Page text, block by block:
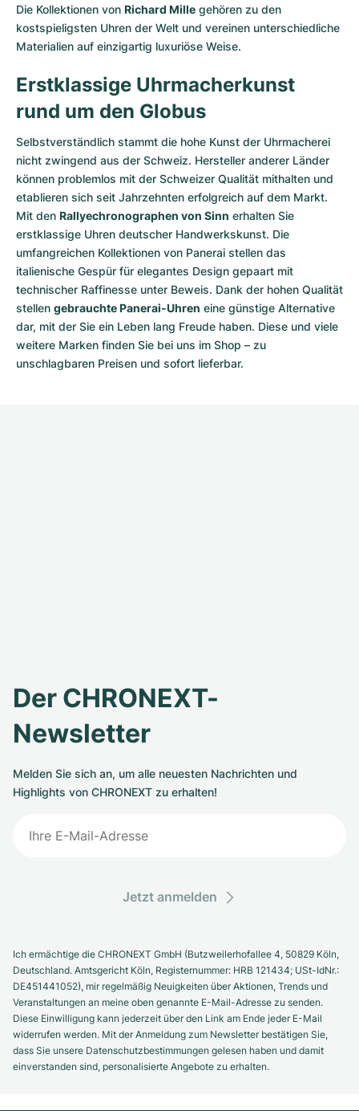
Die Kollektionen von Richard Mille gehören zu den
kostspieligsten Uhren der Welt und vereinen unterschiedliche
Materialien auf einzigartig luxuriöse Weise.
Erstklassige Uhrmacherkunst
rund um den Globus
Selbstverständlich stammt die hohe Kunst der Uhrmacherei
nicht zwingend aus der Schweiz. Hersteller anderer Länder
können problemlos mit der Schweizer Qualität mithalten und
etablieren sich seit Jahrzehnten erfolgreich auf dem Markt.
Mit den Rallyechronographen von Sinn erhalten Sie
erstklassige Uhren deutscher Handwerkskunst. Die
umfangreichen Kollektionen von Panerai stellen das
italienische Gespür für elegantes Design gepaart mit
technischer Raffinesse unter Beweis. Dank der hohen Qualität
stellen gebrauchte Panerai-Uhren eine günstige Alternative
dar, mit der Sie ein Leben lang Freude haben. Diese und viele
weitere Marken finden Sie bei uns im Shop – zu
unschlagbaren Preisen und sofort lieferbar.
Der CHRONEXT-
Newsletter
Melden Sie sich an, um alle neuesten Nachrichten und
Highlights von CHRONEXT zu erhalten!
Jetzt anmelden
Ich ermächtige die CHRONEXT GmbH (Butzweilerhofallee 4, 50829 Köln,
Deutschland. Amtsgericht Köln, Registernummer: HRB 121434; USt-IdNr.:
DE451441052), mir regelmäßig Neuigkeiten über Aktionen, Trends und
Veranstaltungen an meine oben genannte E-Mail-Adresse zu senden.
Diese Einwilligung kann jederzeit über den Link am Ende jeder E-Mail
widerrufen werden. Mit der Anmeldung zum Newsletter bestätigen Sie,
dass Sie unsere Datenschutzbestimmungen gelesen haben und damit
einverstanden sind, personalisierte Angebote zu erhalten.